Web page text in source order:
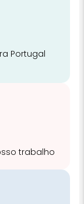
Portugal
trabalho